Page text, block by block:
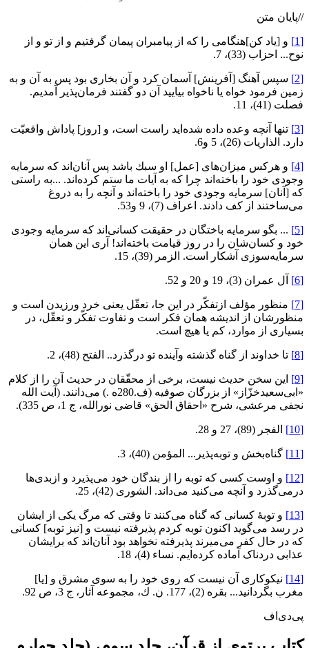
//پایان متن
[1]
و [ياد كن]هنگامى را كه از پيامبران پيمان گرفتيم و از تو و از
نوح... احزاب (33)، 7.
[2]
سپس آهنگ [آفرينش] آسمان كرد و آن بخارى بود پس به آن و به
زمين فرمود خواه يا ناخواه بياييد آن دو گفتند فرمان‌پذير آمديم.
فصلت (41)، 11.
[3]
تنها آنچه وعده داده شده‌ايد راست است، و [روز] پاداش واقعيّت
دارد. الذاريات (26)، 5 و6.
[4]
و هركس ميزان‌هاى [عمل] او سبك باشد پس آنان‌اند كه سرمايه
وجودى خود را باخته‌اند چرا كه به آيات ما ستم كرده‌اند. ...به راستى
كه [آنان] سرمايه وجودى خود را باخته‌اند و آنچه را به دروغ
مى‌ساختند از كف دادند. اعراف (7)، 9 و53.
[5]
... بگو سرمايه باختگان در حقيقت كسانى‌اند كه سرمايه وجودى
خود و كسان‌شان را در روز قيامت باخته‌اند! آرى اين همان
سرمايه‌سوزى آشكار است. الزمر (39)، 15.
[6] آل عمران (3)، 19 و 20 و 52.
[7]
منظور مؤلف ازتفكّر در اين جا، تعقّل يعنى خرد ورزيدن است و
منظورشان از انديشه همان فكر است و تفاوت تفكّر و تعقّل، در
بسيارى از موارد، كم يا هيچ است.
[8] تا خداوند از گناه گذشته وآينده تو درگذرد.. الفتح (48)، 2.
[9]
اين سخن حديث نيست، برخى از محقّقان در حديث آن را از كلام
«ابى‌سعيدخزّاز» از بزرگان صوفيه (ف.280ه .) مى‌دانند. (آيت الله
نجفى مرعشى، شرح «احقاق الحق» قاضى نورالله، ج 1، ص 335).
[10] الفجر (89)، 27 و 28.
[11] گناه‌بخش و توبه‌پذير... المؤمن (40)، 3.
[12]
و اوست كسى كه توبه را از بندگان خود مى‌پذيرد و ازبدى‌ها
درمى‌گذرد و آنچه مى‌كنيد مى‌داند. الشورى (42)، 25.
[13]
و توبۀ كسانى كه گناه مى‌كنند تا وقتى كه مرگ يكى از ايشان
در رسد مى‌گويد اكنون توبه كردم پذيرفته نيست و [نيز توبه] كسانى
كه در حال كفر مى‌ميرند پذيرفته نخواهد بود آنان‌اند كه برايشان
عذابى دردناک آماده كرده‌ايم. نساء (4)، 18.
[14]
نيكوكارى آن نيست كه روى خود را به سوى مشرق و [يا]
مغرب بگردانيد... بقره (2)، 177. ن. ك، مجموعه آثار، ج 3، ص 92.
پی‌دی‌اف